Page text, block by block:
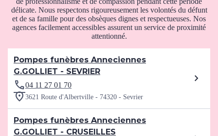
délicate. Nous respectons rigoureusement les volontés du défunt
et de sa famille pour des obsèques dignes et respectueuses. Nos
agences facilement accessibles assurent un service de proximité
attentionné.
Pompes funèbres Anneciennes
G.GOLLIET - SEVRIER
04 11 27 01 70
3621 Route d'Albertville - 74320 - Sevrier
Pompes funèbres Anneciennes
G.GOLLIET - CRUSEILLES